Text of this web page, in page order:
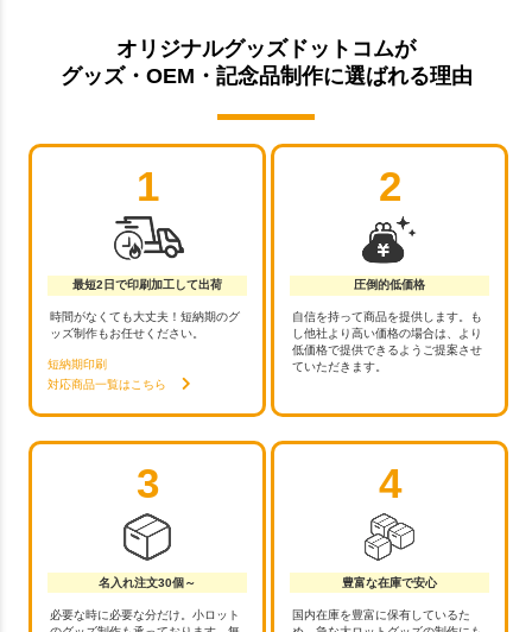
オリジナルグッズドットコムが
グッズ・OEM・記念品制作に選ばれる理由
1
最短2日で印刷加工して出荷
時間がなくても大丈夫！短納期のグ
ッズ制作もお任せください。
短納期印刷
対応商品一覧はこちら
2
圧倒的低価格
自信を持って商品を提供します。も
し他社より高い価格の場合は、より
低価格で提供できるようご提案させ
ていただきます。
3
名入れ注文30個～
必要な時に必要な分だけ。小ロット
4
豊富な在庫で安心
国内在庫を豊富に保有しているた